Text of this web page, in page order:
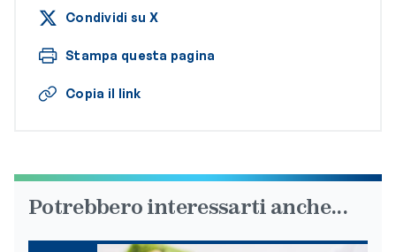
Condividi su X
Stampa questa pagina
Copia il link
Potrebbero interessarti anche...